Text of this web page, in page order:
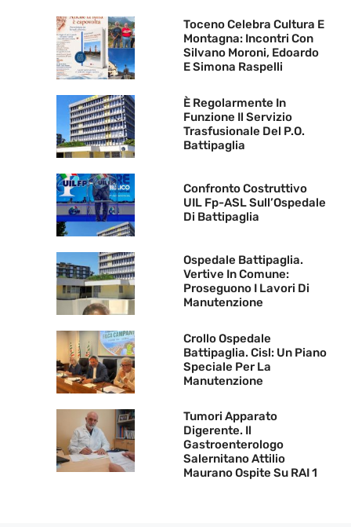
Toceno Celebra Cultura E
Montagna: Incontri Con
Silvano Moroni, Edoardo
E Simona Raspelli
È Regolarmente In
Funzione Il Servizio
Trasfusionale Del P.O.
Battipaglia
Confronto Costruttivo
UIL Fp-ASL Sull’Ospedale
Di Battipaglia
Ospedale Battipaglia.
Vertive In Comune:
Proseguono I Lavori Di
Manutenzione
Crollo Ospedale
Battipaglia. Cisl: Un Piano
Speciale Per La
Manutenzione
Tumori Apparato
Digerente. Il
Gastroenterologo
Salernitano Attilio
Maurano Ospite Su RAI 1